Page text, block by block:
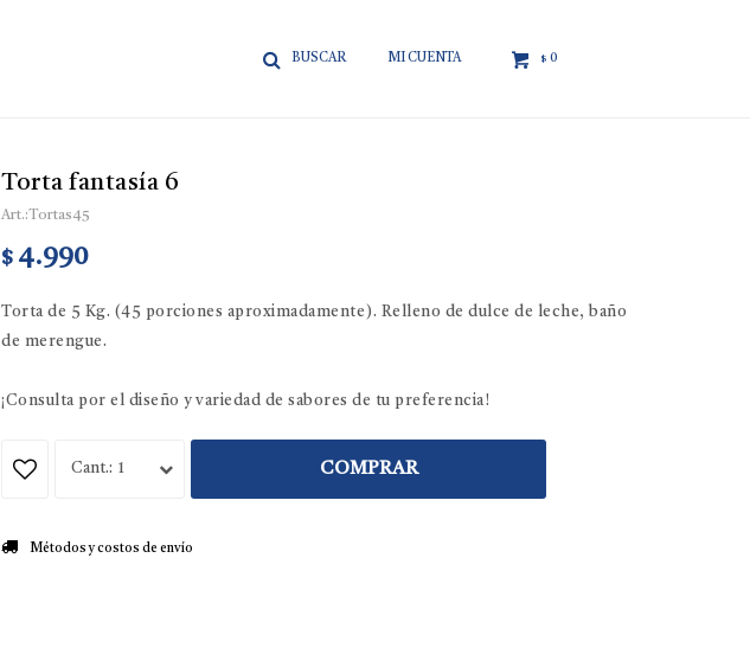
$ 0
Torta fantasía 6
Tortas45
$ 4.990
Torta de 5 Kg. (45 porciones aproximadamente). Relleno de dulce de leche, baño
de merengue.
¡Consulta por el diseño y variedad de sabores de tu preferencia!
1 COMPRAR
Métodos y costos de envío